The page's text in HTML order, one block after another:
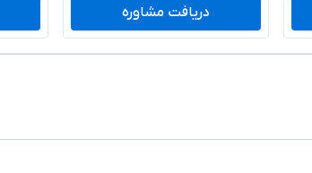
دریافت مشاوره